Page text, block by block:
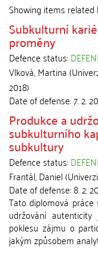
Showing items
Subkulturní
proměny
Defence status:
Vlková, Martina(
2018)
Date of defense:7. 2.
Produkce a
subkulturního
subkultury
Defence status:
Frantál, Daniel(
Date of defense:8. 2.
Tato diplomová
udržování
poklesu zájmu o
jakým způsobem